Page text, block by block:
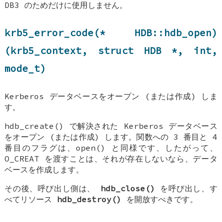
DB3 のためだけに使用しません。
krb5_error_code(* HDB::hdb_open)
(krb5_context, struct HDB *, int,
mode_t)
Kerberos データベースをオープン (または作成) しま
す。
hdb_create() で解決された Kerberos データベース
をオープン (または作成) します。関数への 3 番目と 4
番目のフラグは、open() と同様です、したがって、
O_CREAT を渡すことは、それが存在しないなら、データ
ベースを作成します。
その後、呼び出し側は、 hdb_close()
を呼び出し、す
べてリソース hdb_destroy() を開放すべきです。